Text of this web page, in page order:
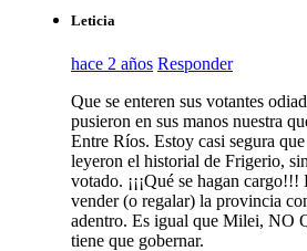
Leticia
hace 2 años Responder
Que se enteren sus votantes
pusieron en sus manos nuestra
Entre Ríos. Estoy casi segura
leyeron el historial de Frigerio,
votado. ¡¡¡Qué se hagan cargo!!!
vender (o regalar) la provincia
adentro. Es igual que Milei, NO
tiene que gobernar.